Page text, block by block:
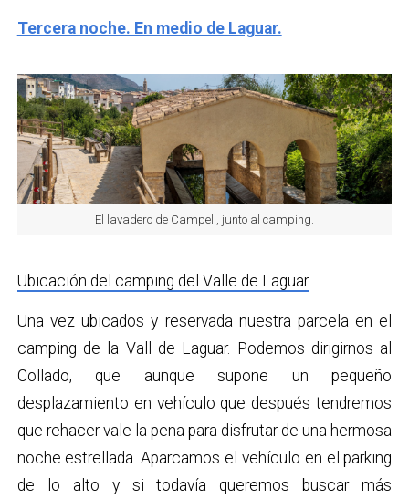
Tercera noche. En medio de Laguar.
El lavadero de Campell, junto al camping.
Ubicación del camping del Valle de Laguar
Una vez ubicados y reservada nuestra parcela en el
camping de la Vall de Laguar. Podemos dirigirnos al
Collado, que aunque supone un pequeño
desplazamiento en vehículo que después tendremos
que rehacer vale la pena para disfrutar de una hermosa
noche estrellada. Aparcamos el vehículo en el parking
de lo alto y si todavía queremos buscar más